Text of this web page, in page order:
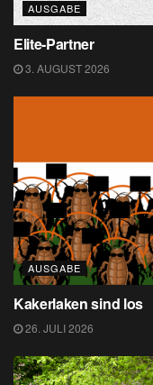
AUSGABE
Elite-Partner
3. AUGUST 2026
AUSGABE
Kakerlaken sind los
26. JULI 2026